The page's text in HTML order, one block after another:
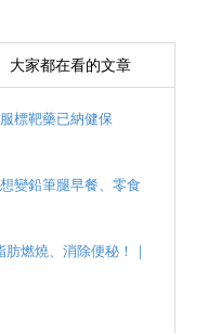
大家都在看的文章
標靶藥已納健保
變鉛筆腿早餐、零食
燃燒、消除便秘！｜